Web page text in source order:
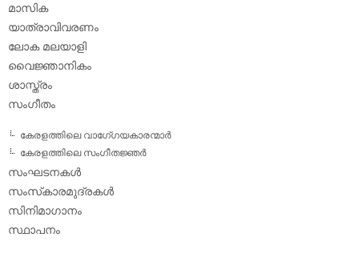
മാസിക
യാത്രാവിവരണം
ലോക മലയാളി
വൈജ്ഞാനികം
ശാസ്ത്രം
സംഗീതം
കേരളത്തിലെ വാഗേ്ഗയകാരന്മാര്‍
കേരളത്തിലെ സംഗീതജ്ഞര്‍
സംഘടനകള്‍
സംസ്‌കാരമുദ്രകള്‍
സിനിമാഗാനം
സ്ഥാപനം